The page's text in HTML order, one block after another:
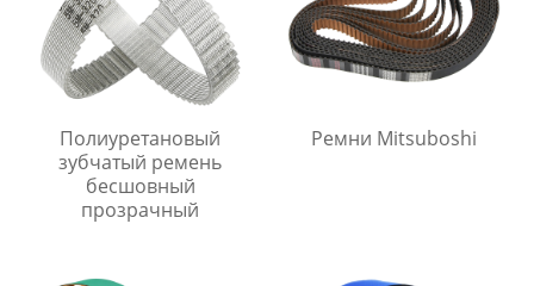
Полиуретановый
зубчатый ремень
бесшовный
прозрачный
Ремни Mitsuboshi